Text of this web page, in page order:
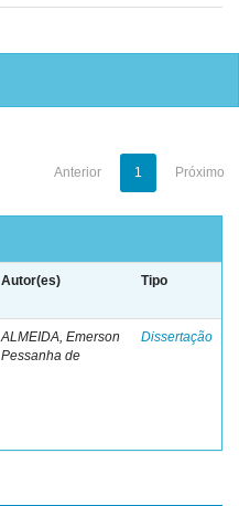
Anterior 1 Próximo
Autor(es) Tipo
ALMEIDA, Emerson
Pessanha de
Dissertação